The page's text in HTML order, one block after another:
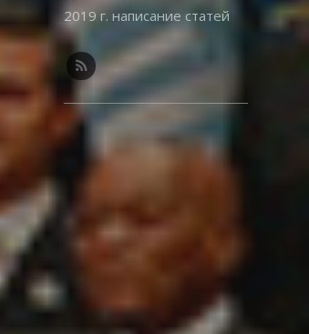
2019 г. написание статей
на offshorewealth.info –
оффшоры, корпоративные,
иммиграционные вопросы.